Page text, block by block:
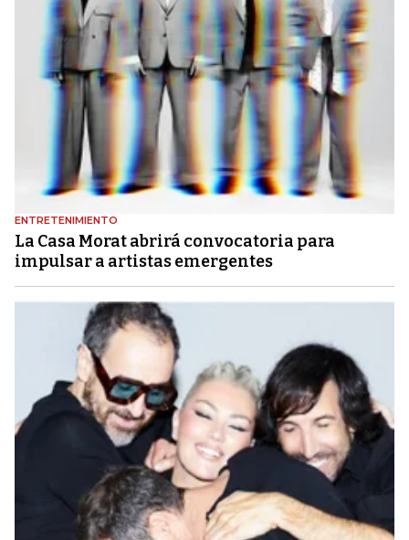
ENTRETENIMIENTO
La Casa Morat abrirá convocatoria para
impulsar a artistas emergentes